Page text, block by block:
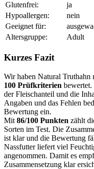
Glutenfrei:
ja
Hypoallergen:
nein
Geeignet für:
Altersgruppe:
Adult
Kurzes Fazit
Wir haben Natural
100 Prüfkriterien
der Fleischanteil und die
Angaben und das Fehlen
Bewertung ein.
Mit 86/100 Punkten zählt
Sorten im Test. Die
ist klar und die Bewertung
Nassfutter liefert viel
angenommen. Damit es
Zusammensetzung klar